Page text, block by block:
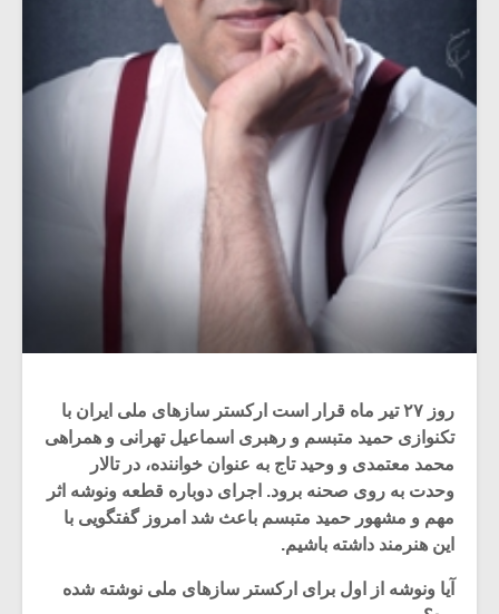
روز ۲۷ تیر ماه قرار است ارکستر سازهای ملی ایران با
تکنوازی حمید متبسم و رهبری اسماعیل تهرانی و همراهی
محمد معتمدی و وحید تاج به عنوان خواننده، در تالار
وحدت به روی صحنه برود. اجرای دوباره قطعه ونوشه اثر
مهم و مشهور حمید متبسم باعث شد امروز گفتگویی با
این هنرمند داشته باشیم.
آیا ونوشه از اول برای ارکستر سازهای ملی نوشته شده